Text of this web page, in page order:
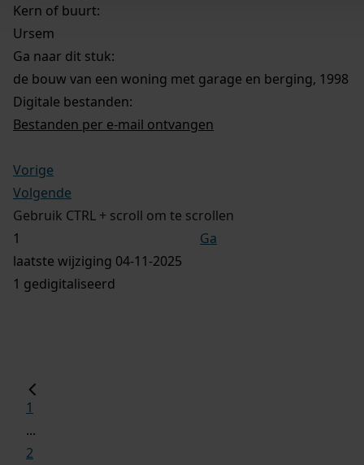
Kern of buurt:
Ursem
Ga naar dit stuk:
de bouw van een woning met garage en berging, 1998
Digitale bestanden:
Bestanden per e-mail ontvangen
Vorige
Volgende
Gebruik CTRL + scroll om te scrollen
Ga
laatste wijziging 04-11-2025
1 gedigitaliseerd
1
...
2